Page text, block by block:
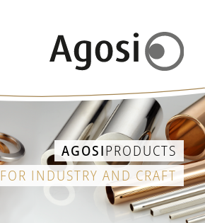
AGOSIPRODUCTS
FOR INDUSTRY AND CRAFT